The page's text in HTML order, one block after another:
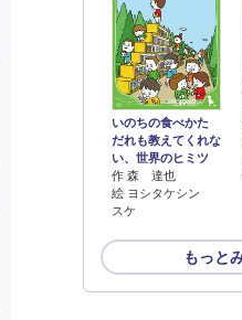
いのちの食べかた
だれも教えてくれな
い、世界のヒミツ
作 森 達也
絵 ヨシタケシン
スケ
もっと